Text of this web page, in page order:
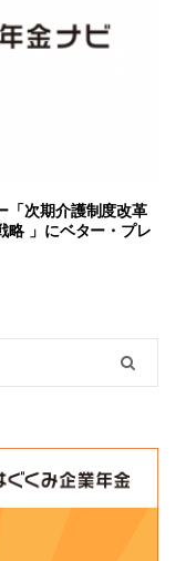
「次期介護制度改革
略 」にベター・プレ